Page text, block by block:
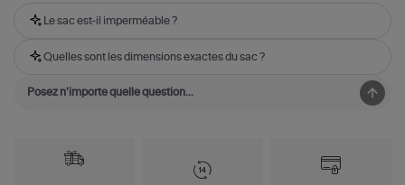
Le sac est-il imperméable ?
Quelles sont les dimensions exactes du sac ?